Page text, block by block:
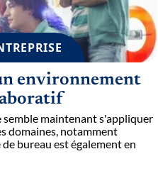
environnement
semble maintenant s'appliquer
domaines, notamment
bureau est également en